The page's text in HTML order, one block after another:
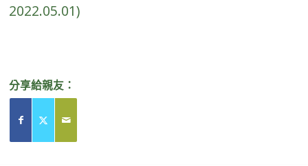
2022.05.01)
分享給親友：